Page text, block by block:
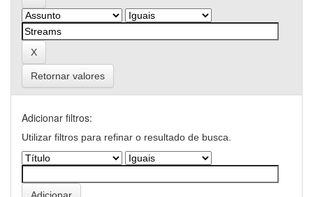
Retornar valores
Adicionar filtros:
Utilizar filtros para refinar o resultado de busca.